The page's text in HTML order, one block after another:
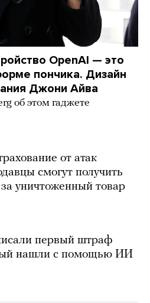
OpenAI — это
пончика. Дизайн
Джони Айва
об этом гаджете
от атак
смогут получить
уничтоженный товар
первый штраф
нашли с помощью ИИ